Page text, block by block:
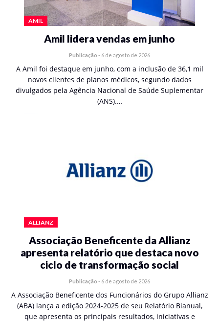
AMIL
Amil lidera vendas em junho
Publicação - 6 de agosto de 2026
A Amil foi destaque em junho, com a inclusão de 36,1 mil
novos clientes de planos médicos, segundo dados
divulgados pela Agência Nacional de Saúde Suplementar
(ANS).…
ALLIANZ
Associação Beneficente da Allianz
apresenta relatório que destaca novo
ciclo de transformação social
Publicação - 6 de agosto de 2026
A Associação Beneficente dos Funcionários do Grupo Allianz
(ABA) lança a edição 2024-2025 de seu Relatório Bianual,
que apresenta os principais resultados, iniciativas e